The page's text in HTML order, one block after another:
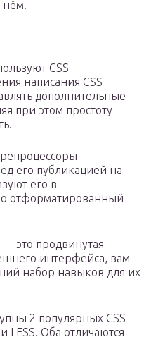
нём.
CSS
написания CSS
дополнительные
при этом простоту
его публикацией на
его в
отформатированный
это продвинутая
интерфейса, вам
набор навыков для их
2 популярных CSS
LESS. Оба отличаются